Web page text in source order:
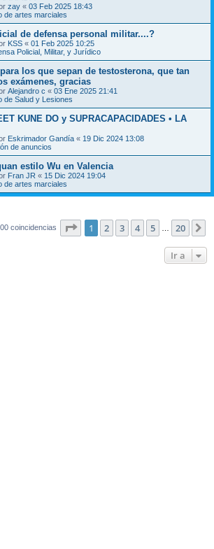
zay « 03 Feb 2025 18:43
de artes marciales
de defensa personal militar....?
KSS « 01 Feb 2025 10:25
Policial, Militar, y Jurídico
los que sepan de testosterona, que tan
exámenes, gracias
Alejandro c « 03 Ene 2025 21:41
de Salud y Lesiones
KUNE DO y SUPRACAPACIDADES • LA
Eskrimador Gandía « 19 Dic 2024 13:08
de anuncios
estilo Wu en Valencia
Fran JR « 15 Dic 2024 19:04
de artes marciales
coincidencias Página de 20
1 2 3 4 5 20
Ir a